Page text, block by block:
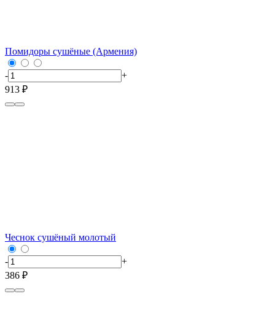
Помидоры сушёные (Армения)
-
+
913 ₽
Чеснок сушёный молотый
-
+
386 ₽